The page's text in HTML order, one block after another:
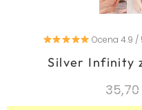
Ocena 4.9
Silver Infinity
35,70